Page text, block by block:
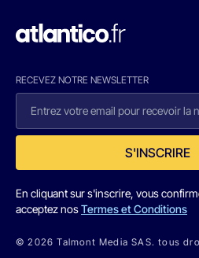
RECEVEZ NOTRE NEWSLETTER
S'INSCRIRE
En cliquant sur s'inscrire, vous
acceptez nosTermes et Conditions
© 2026 Talmont Media SAS. tous